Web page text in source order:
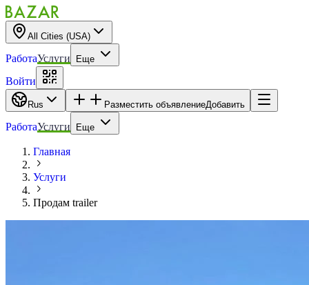
All Cities (USA)
РаботаУслуги Еще
Войти
Rus Разместить объявлениеДобавить
РаботаУслуги Еще
Главная
Услуги
Продам trailer